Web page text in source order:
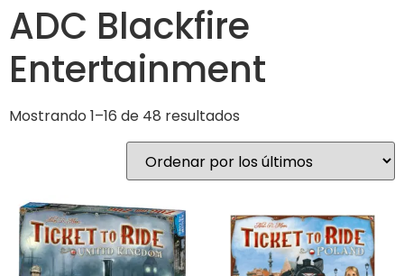
ADC Blackfire
Entertainment
Mostrando 1–16 de 48 resultados